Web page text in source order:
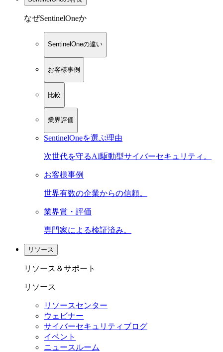
なぜSentinelOneか
SentinelOneの違い
お客様事例
比較
業界評価
SentinelOneを選ぶ理由
次世代を守るAI駆動型サイバーセキュリティ。
お客様事例
世界有数の企業からの信頼。
業界賞・評価
専門家による検証済み。
リソース
リソース＆サポート
リソース
リソースセンター
ウェビナー
サイバーセキュリティブログ
イベント
ニュースルーム